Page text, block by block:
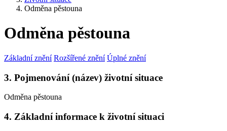
Odměna pěstouna
Odměna pěstouna
Základní znění Rozšířené znění Úplné znění
3. Pojmenování (název) životní situace
Odměna pěstouna
4. Základní informace k životní situaci